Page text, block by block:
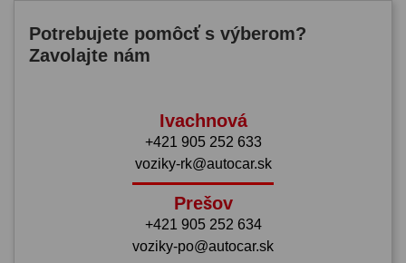
Potrebujete pomôcť s výberom?
Zavolajte nám
Ivachnová
+421 905 252 633
voziky-rk@autocar.sk
Prešov
+421 905 252 634
voziky-po@autocar.sk